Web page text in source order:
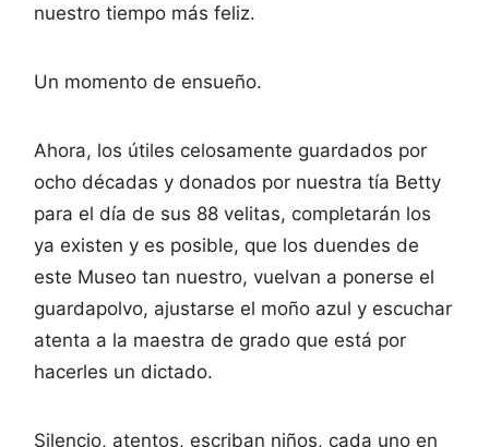
nuestro tiempo más feliz.
Un momento de ensueño.
Ahora, los útiles celosamente guardados por
ocho décadas y donados por nuestra tía Betty
para el día de sus 88 velitas, completarán los
ya existen y es posible, que los duendes de
este Museo tan nuestro, vuelvan a ponerse el
guardapolvo, ajustarse el moño azul y escuchar
atenta a la maestra de grado que está por
hacerles un dictado.
Silencio, atentos, escriban niños, cada uno en